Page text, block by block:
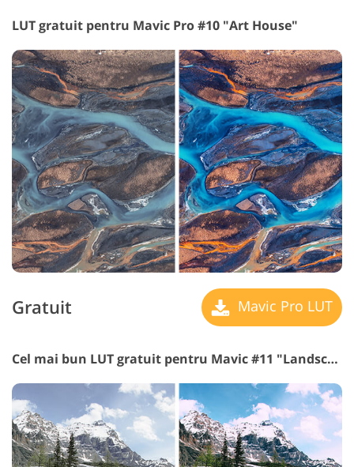
LUT gratuit pentru Mavic Pro #10 "Art House"
Gratuit Mavic Pro LUT
Cel mai bun LUT gratuit pentru Mavic #11 "Landscape"